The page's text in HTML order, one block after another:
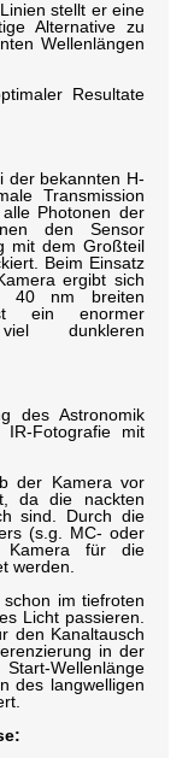
stellt er eine
Alternative zu
Wellenlängen
Resultate
der bekannten H-
Transmission
Photonen der
den Sensor
mit dem Großteil
Beim Einsatz
ergibt sich
40 nm breiten
ein enormer
dunkleren
des Astronomik
Fotografie mit
der Kamera vor
da die nackten
sind. Durch die
(s.g. MC- oder
Kamera für die
werden.
im tiefroten
Licht passieren.
den Kanaltausch
in der
Wellenlänge
des langwelligen